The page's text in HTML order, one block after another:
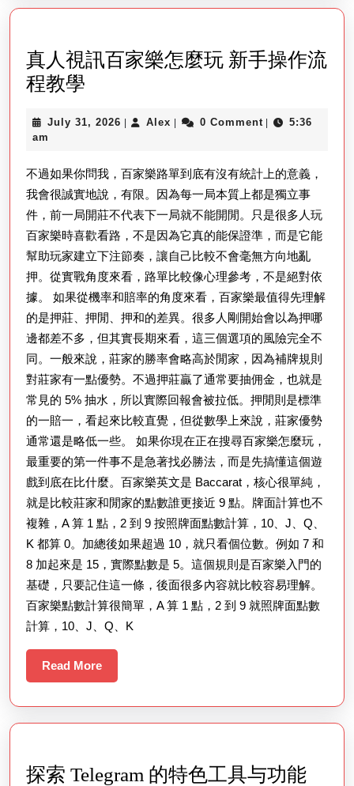
真人視訊百家樂怎麼玩 新手操作流
程教學
視
百
家
樂
怎
麼
玩
新
手
操
作
流
程
教
學
July 31, 2026 July
| Alex Alex
| 0 Comment |
5:36
am
不過如果你問我，百家樂路單到底有沒有統計上的意義，
我會很誠實地說，有限。因為每一局本質上都是獨立事
件，前一局開莊不代表下一局就不能開閒。只是很多人玩
百家樂時喜歡看路，不是因為它真的能保證準，而是它能
幫助玩家建立下注節奏，讓自己比較不會毫無方向地亂
押。從實戰角度來看，路單比較像心理參考，不是絕對依
據。 如果從機率和賠率的角度來看，百家樂最值得先理解
的是押莊、押閒、押和的差異。很多人剛開始會以為押哪
邊都差不多，但其實長期來看，這三個選項的風險完全不
同。一般來說，莊家的勝率會略高於閒家，因為補牌規則
對莊家有一點優勢。不過押莊贏了通常要抽佣金，也就是
常見的 5% 抽水，所以實際回報會被拉低。押閒則是標準
的一賠一，看起來比較直覺，但從數學上來說，莊家優勢
通常還是略低一些。 如果你現在正在搜尋百家樂怎麼玩，
最重要的第一件事不是急著找必勝法，而是先搞懂這個遊
戲到底在比什麼。百家樂英文是 Baccarat，核心很單純，
就是比較莊家和閒家的點數誰更接近 9 點。牌面計算也不
複雜，A 算 1 點，2 到 9 按照牌面點數計算，10、J、Q、
K 都算 0。加總後如果超過 10，就只看個位數。例如 7 和
8 加起來是 15，實際點數是 5。這個規則是百家樂入門的
基礎，只要記住這一條，後面很多內容就比較容易理解。
百家樂點數計算很簡單，A 算 1 點，2 到 9 就照牌面點數
計算，10、J、Q、K
Read MoreRead
More
探索 Telegram 的特色工具与功能探